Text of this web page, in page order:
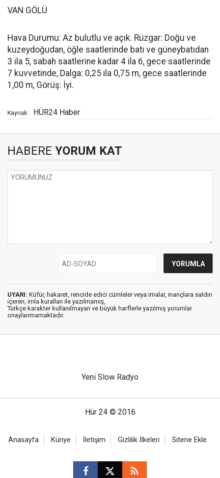
VAN GÖLÜ
Hava Durumu: Az bulutlu ve açık. Rüzgar: Doğu ve
kuzeydoğudan, öğle saatlerinde batı ve güneybatıdan
3 ila 5, sabah saatlerine kadar 4 ila 6, gece saatlerinde
7 kuvvetinde, Dalga: 0,25 ila 0,75 m, gece saatlerinde
1,00 m, Görüş: İyi.
Kaynak: HÜR24 Haber
HABERE YORUM KAT
UYARI: Küfür, hakaret, rencide edici cümleler veya imalar, inançlara saldırı
içeren, imla kuralları ile yazılmamış,
Türkçe karakter kullanılmayan ve büyük harflerle yazılmış yorumlar
onaylanmamaktadır.
Yeni Slow Radyo
Hür 24 © 2016
Anasayfa Künye İletişim Gizlilik İlkeleri Sitene Ekle